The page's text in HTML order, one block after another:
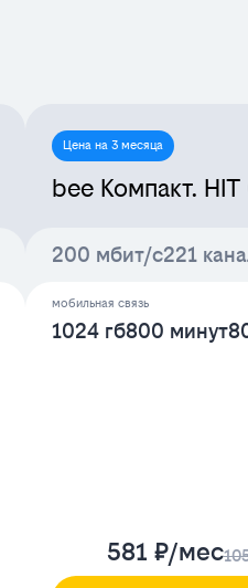
Цена на 3 месяца
bee Компакт. HIT
200 мбит/с221
мобильная связь
1024 гб800 минут
581 ₽/мес